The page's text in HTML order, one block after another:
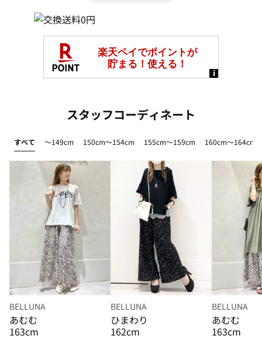
スタッフコーディネート
すべて ～149cm 150cm～154cm 155cm～159cm 160cm～164cm
BELLUNA
あむむ
163cm
BELLUNA
ひまわり
162cm
BELLUNA
あむむ
163cm